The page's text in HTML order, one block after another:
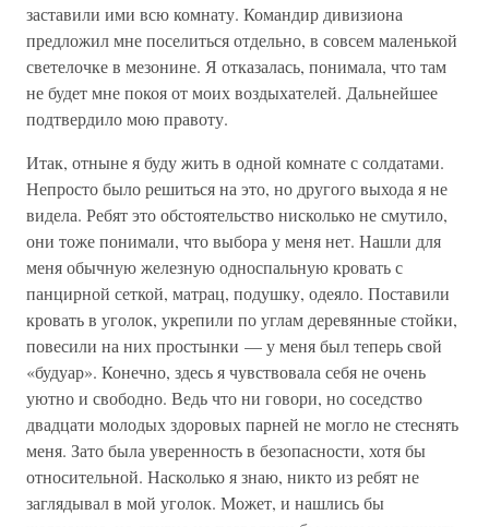
заставили ими всю комнату. Командир дивизиона
предложил мне поселиться отдельно, в совсем маленькой
светелочке в мезонине. Я отказалась, понимала, что там
не будет мне покоя от моих воздыхателей. Дальнейшее
подтвердило мою правоту.
Итак, отныне я буду жить в одной комнате с солдатами.
Непросто было решиться на это, но другого выхода я не
видела. Ребят это обстоятельство нисколько не смутило,
они тоже понимали, что выбора у меня нет. Нашли для
меня обычную железную односпальную кровать с
панцирной сеткой, матрац, подушку, одеяло. Поставили
кровать в уголок, укрепили по углам деревянные стойки,
повесили на них простынки — у меня был теперь свой
«будуар». Конечно, здесь я чувствовала себя не очень
уютно и свободно. Ведь что ни говори, но соседство
двадцати молодых здоровых парней не могло не стеснять
меня. Зато была уверенность в безопасности, хотя бы
относительной. Насколько я знаю, никто из ребят не
заглядывал в мой уголок. Может, и нашлись бы